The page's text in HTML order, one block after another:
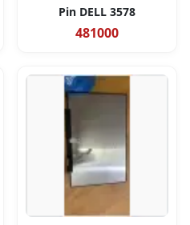
Pin DELL 3578
481000